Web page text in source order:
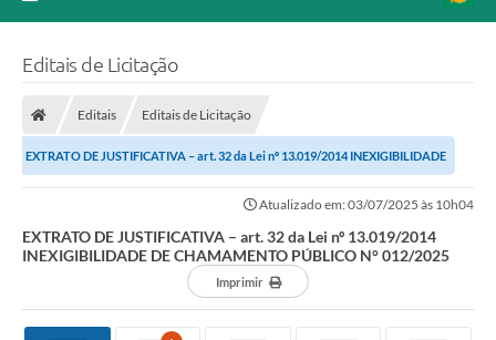
Editais de Licitação
Editais Editais de Licitação
EXTRATO DE JUSTIFICATIVA – art. 32 da Lei nº 13.019/2014 INEXIGIBILIDADE
Atualizado em: 03/07/2025 às 10h04
EXTRATO DE JUSTIFICATIVA – art. 32 da Lei nº 13.019/2014
INEXIGIBILIDADE DE CHAMAMENTO PÚBLICO N° 012/2025
Imprimir